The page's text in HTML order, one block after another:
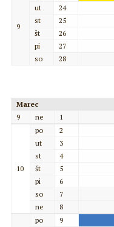
9
ut
24
st
25
št
26
pi
27
so
28
Marec
9
ne 1
10
po
2
ut
3
st
4
št
5
pi
6
so
7
ne
8
po
9